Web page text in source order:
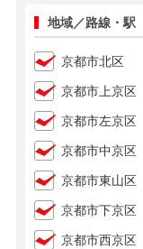
地域／路線・駅
京都市北区
京都市上京区
京都市左京区
京都市中京区
京都市東山区
京都市下京区
京都市西京区